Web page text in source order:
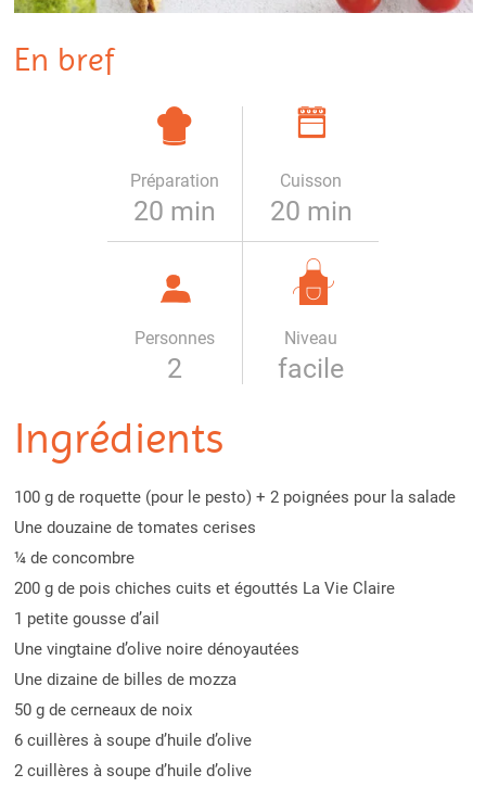
En bref
Préparation
20 min
Cuisson
20 min
Personnes
2
Niveau
facile
Ingrédients
100 g de roquette (pour le pesto) + 2 poignées pour la salade
Une douzaine de tomates cerises
¼ de concombre
200 g de pois chiches cuits et égouttés La Vie Claire
1 petite gousse d’ail
Une vingtaine d’olive noire dénoyautées
Une dizaine de billes de mozza
50 g de cerneaux de noix
6 cuillères à soupe d’huile d’olive
2 cuillères à soupe d’huile d’olive